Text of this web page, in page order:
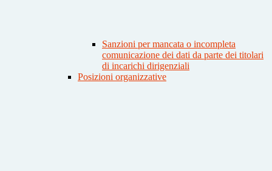
Sanzioni per mancata o incompleta
comunicazione dei dati da parte dei titolari
di incarichi dirigenziali
Posizioni organizzative